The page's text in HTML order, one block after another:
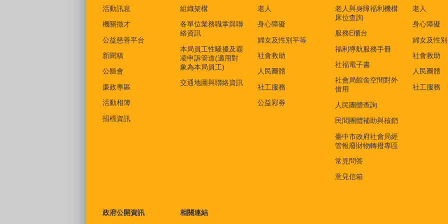
活動訊息
機關徵才
公益慈善平台
新聞稿
公聽會
廉政專區
活動相簿
招標資訊
組織架構
各單位業務職掌與聯
絡資訊
本局員工性騷擾及霸
凌申訴管道(適用對
象為本局員工)
交通地圖與聯絡資訊
老人
身心障礙
婦女及性別平等
社會救助
人民團體
社工服務
公益彩券
老人與身障福利機構
床位查詢
服務E櫃台
福利導航服務手冊
社福電子書
社會局館舍空間對外
借用
人民團體查詢
民間團體補助與核銷
臺中市政府社會局經
管報廢財物轉撥專區
常見問答
意見信箱
老人
身心障礙
婦女及性
社會救助
人民團體
社工服務
政府公開資訊 相關連結